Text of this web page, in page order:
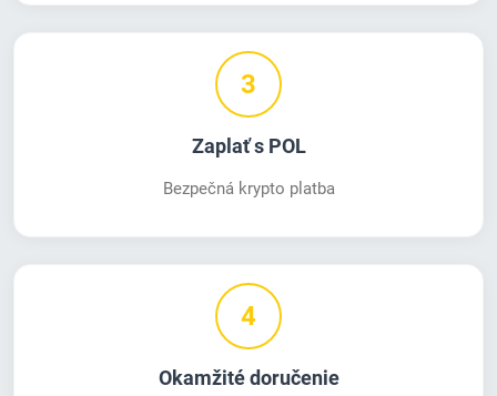
3
Zaplať s POL
Bezpečná krypto platba
4
Okamžité doručenie